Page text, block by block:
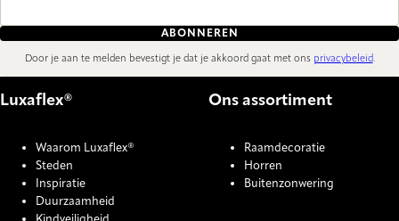
ABONNEREN
Door je aan te melden bevestigt je dat je akkoord gaat met ons privacybeleid.
Luxaflex®
Waarom Luxaflex®
Steden
Inspiratie
Duurzaamheid
Ons assortiment
Raamdecoratie
Horren
Buitenzonwering